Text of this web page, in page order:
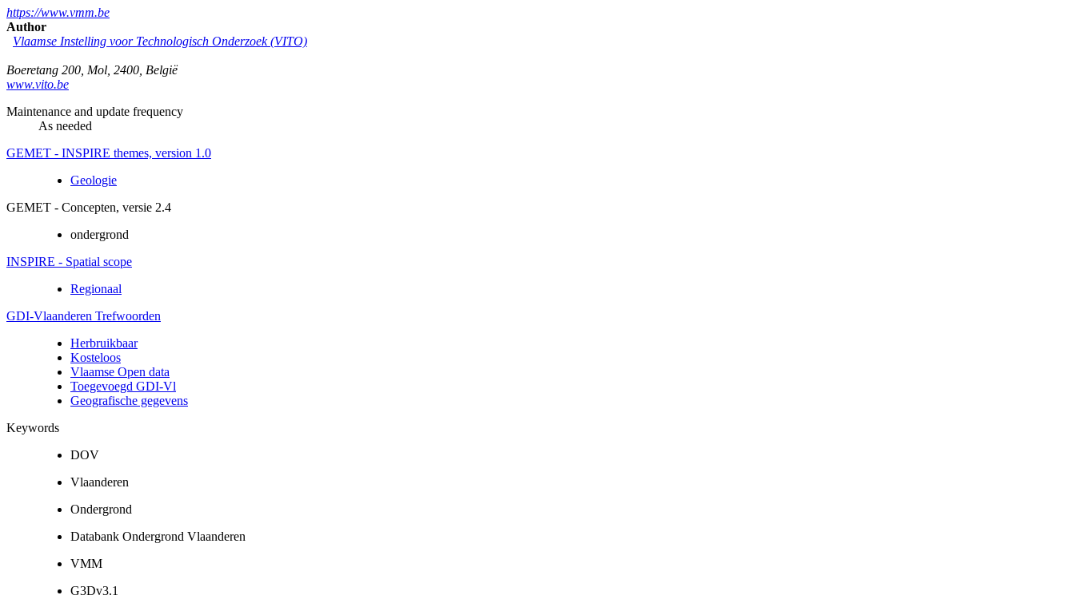
https://www.vmm.be
Author
Vlaamse Instelling voor Technologisch Onderzoek (VITO)
Boeretang 200 Mol 2400 België
www.vito.be
Maintenance and update frequency
As needed
GEMET - INSPIRE themes, version 1.0
Geologie
GEMET - Concepten, versie 2.4
ondergrond
INSPIRE - Spatial scope
Regionaal
GDI-Vlaanderen Trefwoorden
Herbruikbaar
Kosteloos
Vlaamse Open data
Toegevoegd GDI-Vl
Geografische gegevens
Keywords
DOV
Vlaanderen
Ondergrond
Databank Ondergrond Vlaanderen
VMM
G3Dv3.1